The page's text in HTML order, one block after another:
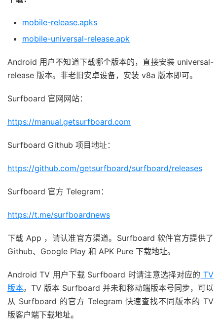
mobile-release.apks
mobile-universal-release.apk
Android 用户不知道下载哪个版本的，直接安装 universal-
release 版本。非老旧安卓设备，安装 v8a 版本即可。
Surfboard 官网网站：
https://manual.getsurfboard.com
Surfboard Github 项目地址：
https://github.com/getsurfboard/surfboard/releases
Surfboard 官方 Telegram：
https://t.me/surfboardnews
下载 App ，请认准官方渠道。Surfboard 软件官方提供了
Github、Google Play 和 APK Pure 下载地址。
Android TV 用户下载 Surfboard 时请注意选择对应的 TV
版本。TV 版本 Surfboard 并未和移动端版本号同步，可以
从 Surfboard 的官方 Telegram 快速查找不同版本的 TV
版客户端下载地址。